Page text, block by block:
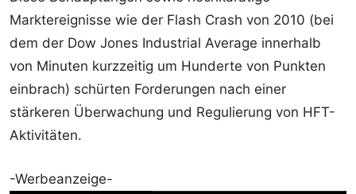
Marktereignisse wie der Flash Crash von 2010 (bei
dem der Dow Jones Industrial Average innerhalb
von Minuten kurzzeitig um Hunderte von Punkten
einbrach) schürten Forderungen nach einer
stärkeren Überwachung und Regulierung von HFT-
Aktivitäten.
-Werbeanzeige-